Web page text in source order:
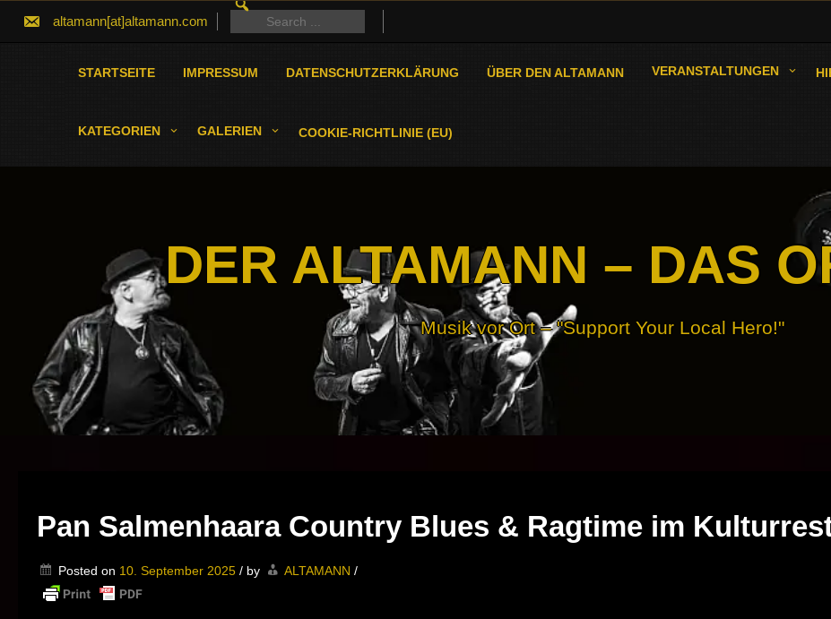
altamann[at]altamann.com
FOR:
Search
for:
STARTSEITE IMPRESSUM DATENSCHUTZERKLÄRUNG ÜBER DEN ALTAMANN VERANSTALTUNGEN
KATEGORIEN GALERIEN COOKIE-RICHTLINIE (EU)
DER ALTAMANN – DAS
Musik vor Ort – "Support Your Local Hero!"
Pan Salmenhaara Country Blues & Ragtime im
Posted on 10. September 2025 / by ALTAMANN /